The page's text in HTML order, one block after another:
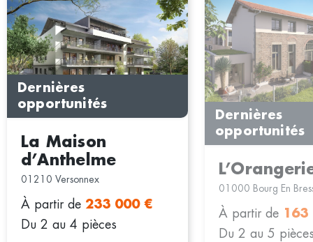
Dernières
opportunités
La Maison
d’Anthelme
01210 Versonnex
À partir de 233 000 €
Du 2 au 4 pièces
Dernières
opportunités
01000 Bourg En
À partir de 163
Du 2 au 5